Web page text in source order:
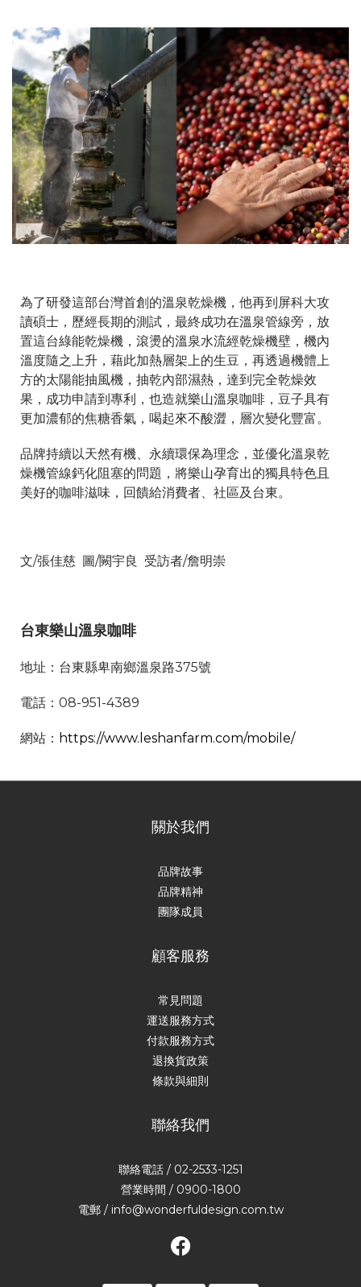
為了研發這部台灣首創的溫泉乾燥機，他再到屏科大攻
讀碩士，歷經長期的測試，最終成功在溫泉管線旁，放
置這台綠能乾燥機，滾燙的溫泉水流經乾燥機壁，機內
溫度隨之上升，藉此加熱層架上的生豆，再透過機體上
方的太陽能抽風機，抽乾內部濕熱，達到完全乾燥效
果，成功申請到專利，也造就樂山溫泉咖啡，豆子具有
更加濃郁的焦糖香氣，喝起來不酸澀，層次變化豐富。
品牌持續以天然有機、永續環保為理念，並優化溫泉乾
燥機管線鈣化阻塞的問題，將樂山孕育出的獨具特色且
美好的咖啡滋味，回饋給消費者、社區及台東。
文/張佳慈 圖/闕宇良 受訪者/詹明崇
台東樂山溫泉咖啡
地址：台東縣卑南鄉溫泉路375號
電話：08-951-4389
網站： https://www.leshanfarm.com/mobile/
關於我們
品牌故事
品牌精神
團隊成員
顧客服務
常見問題
運送服務方式
付款服務方式
退換貨政策
條款與細則
聯絡我們
聯絡電話 / 02-2533-1251
營業時間 / 0900-1800
電郵 / info@wonderfuldesign.com.tw